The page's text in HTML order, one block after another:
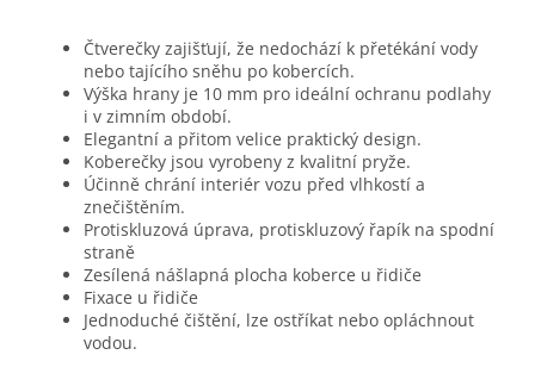
Čtverečky zajišťují, že nedochází k přetékání vody
nebo tajícího sněhu po kobercích.
Výška hrany je 10 mm pro ideální ochranu podlahy
i v zimním období.
Elegantní a přitom velice praktický design.
Koberečky jsou vyrobeny z kvalitní pryže.
Účinně chrání interiér vozu před vlhkostí a
znečištěním.
Protiskluzová úprava, protiskluzový řapík na spodní
straně
Zesílená nášlapná plocha koberce u řidiče
Fixace u řidiče
Jednoduché čištění, lze ostříkat nebo opláchnout
vodou.